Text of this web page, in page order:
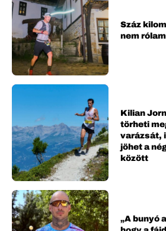
Száz
nem
Kilian
törheti
varázsát,
jöhet a
között
„A bunyó